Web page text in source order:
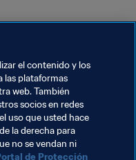
el contenido y los
las plataformas
web. También
socios en redes
uso que usted hace
la derecha para
no se vendan ni
de Protección